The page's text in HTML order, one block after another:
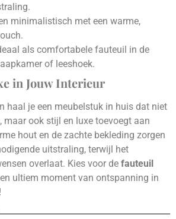
minimalistisch met een warme,
als comfortabele fauteuil in de
of leeshoek.
in Jouw Interieur
haal je een meubelstuk in huis dat niet
maar ook stijl en luxe toevoegt aan
hout en de zachte bekleding zorgen
uitstraling, terwijl het
overlaat. Kies voor de fauteuil
ultiem moment van ontspanning in